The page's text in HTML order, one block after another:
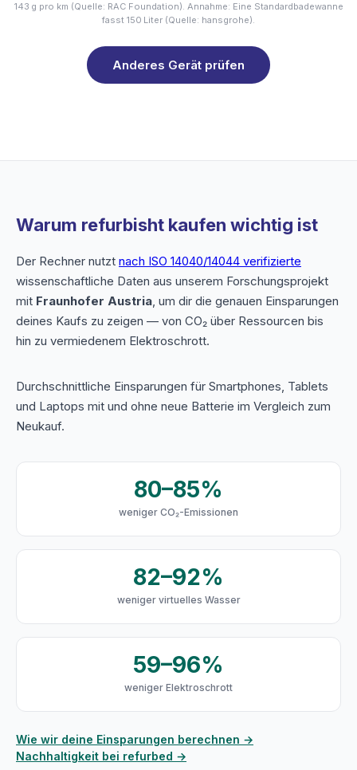
143 g pro km (Quelle: RAC Foundation). Annahme: Eine Standardbadewanne
fasst 150 Liter (Quelle: hansgrohe).
Anderes Gerät prüfen
Warum refurbisht kaufen wichtig ist
Der Rechner nutzt nach ISO 14040/14044 verifizierte
wissenschaftliche Daten aus unserem Forschungsprojekt
mit Fraunhofer Austria, um dir die genauen Einsparungen
deines Kaufs zu zeigen — von CO₂ über Ressourcen bis
hin zu vermiedenem Elektroschrott.
Durchschnittliche Einsparungen für Smartphones, Tablets
und Laptops mit und ohne neue Batterie im Vergleich zum
Neukauf.
80–85%
weniger CO₂-Emissionen
82–92%
weniger virtuelles Wasser
59–96%
weniger Elektroschrott
Wie wir deine Einsparungen berechnen →
Nachhaltigkeit bei refurbed →